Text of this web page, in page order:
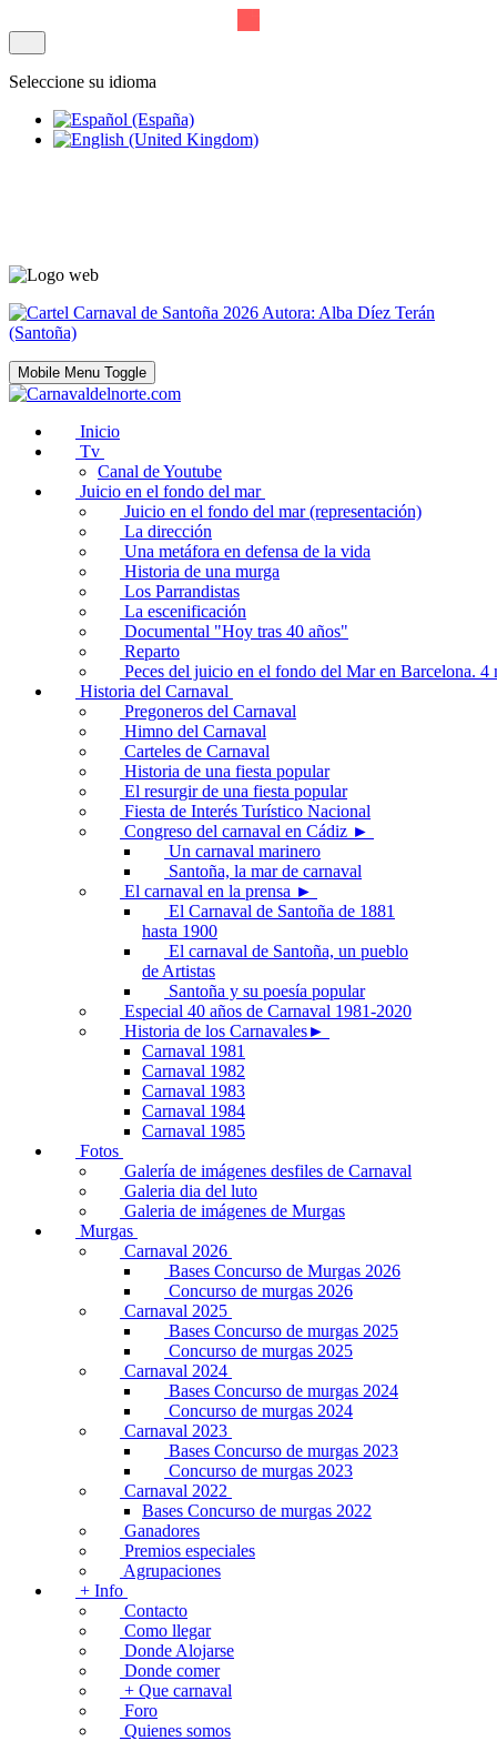
Seleccione su idioma
Mobile Menu Toggle
Inicio
Tv
Canal de Youtube
Juicio en el fondo del mar
Juicio en el fondo del mar (representación)
La dirección
Una metáfora en defensa de la vida
Historia de una murga
Los Parrandistas
La escenificación
Documental "Hoy tras 40 años"
Reparto
Peces del juicio en el fondo del Mar en Barcelona. 4
Historia del Carnaval
Pregoneros del Carnaval
Himno del Carnaval
Carteles de Carnaval
Historia de una fiesta popular
El resurgir de una fiesta popular
Fiesta de Interés Turístico Nacional
Congreso del carnaval en Cádiz ►
Un carnaval marinero
Santoña, la mar de carnaval
El carnaval en la prensa ►
El Carnaval de Santoña de 1881
hasta 1900
El carnaval de Santoña, un pueblo
de Artistas
Santoña y su poesía popular
Especial 40 años de Carnaval 1981-2020
Historia de los Carnavales►
Carnaval 1981
Carnaval 1982
Carnaval 1983
Carnaval 1984
Carnaval 1985
Fotos
Galería de imágenes desfiles de Carnaval
Galeria dia del luto
Galeria de imágenes de Murgas
Murgas
Carnaval 2026
Bases Concurso de Murgas 2026
Concurso de murgas 2026
Carnaval 2025
Bases Concurso de murgas 2025
Concurso de murgas 2025
Carnaval 2024
Bases Concurso de murgas 2024
Concurso de murgas 2024
Carnaval 2023
Bases Concurso de murgas 2023
Concurso de murgas 2023
Carnaval 2022
Bases Concurso de murgas 2022
Ganadores
Premios especiales
Agrupaciones
+ Info
Contacto
Como llegar
Donde Alojarse
Donde comer
+ Que carnaval
Foro
Quienes somos